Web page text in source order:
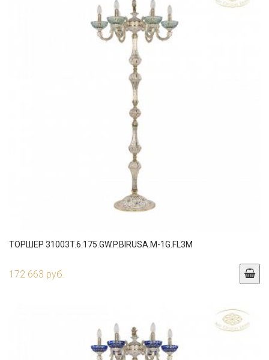
ТОРШЕР 31003T.6.175.GW.P.BIRUSA.M-1G.FL3M
172 663 руб.